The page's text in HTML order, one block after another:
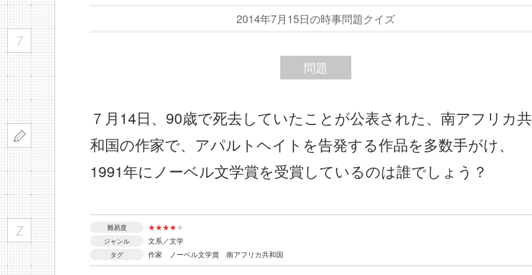
2014年7月15日の時事問題クイズ
問題
７月14日、90歳で死去していたことが公表された、南アフリカ共
和国の作家で、アパルトヘイトを告発する作品を多数手がけ、
1991年にノーベル文学賞を受賞しているのは誰でしょう？
難易度 ★★★★★
ジャンル 文系／文学
タグ 作家 ノーベル文学賞 南アフリカ共和国